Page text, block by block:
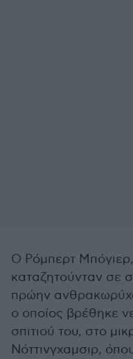
Ο Ρόμπερτ
καταζητούνταν σε
πρώην
ο οποίος βρέθηκε
σπιτιού του, στο
Νόττινγχαμσιρ,